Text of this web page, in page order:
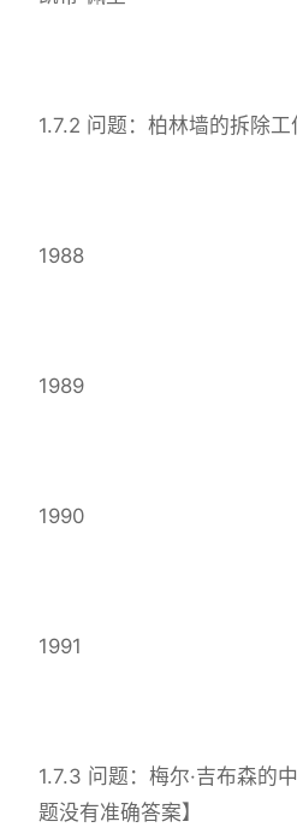
1.7.2 问题：柏林墙的拆除
1988
1989
1990
1991
1.7.3 问题：梅尔·吉布森的
题没有准确答案】